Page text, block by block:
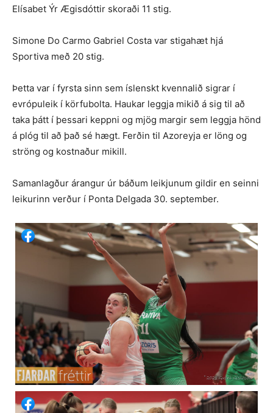
Elísabet Ýr Ægisdóttir skoraði 11 stig.
Simone Do Carmo Gabriel Costa var stigahæt hjá
Sportiva með 20 stig.
Þetta var í fyrsta sinn sem íslenskt kvennalið sigrar í
evrópuleik í körfubolta. Haukar leggja mikið á sig til að
taka þátt í þessari keppni og mjög margir sem leggja hönd
á plóg til að það sé hægt. Ferðin til Azoreyja er löng og
ströng og kostnaður mikill.
Samanlagður árangur úr báðum leikjunum gildir en seinni
leikurinn verður í Ponta Delgada 30. september.